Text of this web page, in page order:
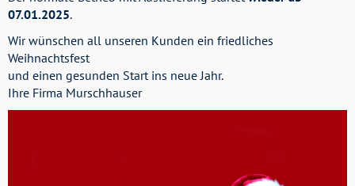
07.01.2025.
Wir wünschen all unseren Kunden ein friedliches
Weihnachtsfest
und einen gesunden Start ins neue Jahr.
Ihre Firma Murschhauser